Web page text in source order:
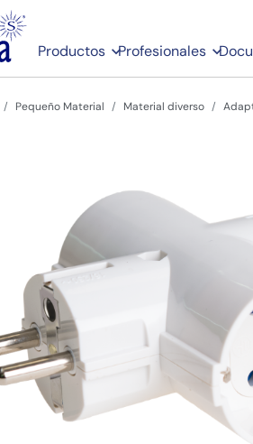
Productos Profesionales
Pequeño Material Material diverso